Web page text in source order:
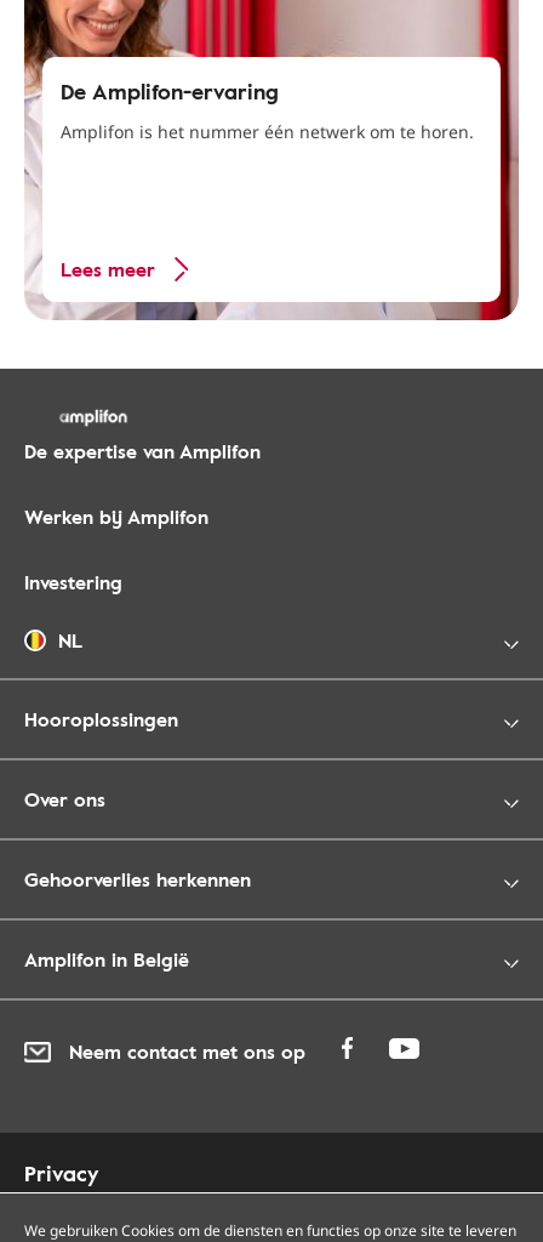
De Amplifon-ervaring
Amplifon is het nummer één netwerk om te horen.
Lees meer
De expertise van Amplifon
Werken bij Amplifon
Investering
NL
Hooroplossingen
Over ons
Gehoorverlies herkennen
Amplifon in België
Neem contact met ons op
Privacy
Cookies
We gebruiken Cookies om de diensten en functies op onze site te leveren